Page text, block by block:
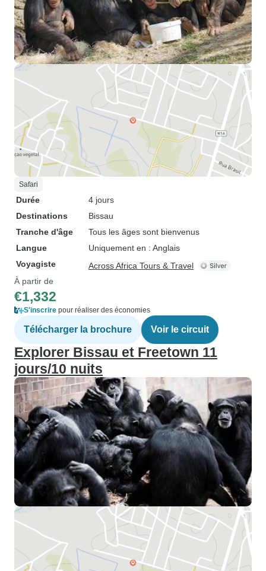
Safari
Durée
4 jours
Destinations
Bissau
Tranche d'âge
Tous les âges sont bienvenus
Langue
Uniquement en : Anglais
Voyagiste
Across Africa Tours & Travel
À partir de
€1,332
S'inscrire pour réaliser des économies
Télécharger la brochure Voir le circuit
Explorer Bissau et Freetown 11
jours/10 nuits